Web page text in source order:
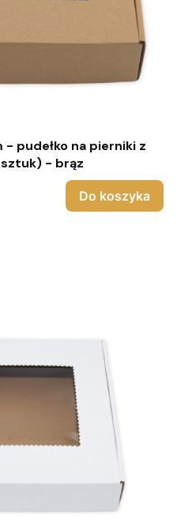
- pudełko na pierniki z
- brąz
Do koszyka